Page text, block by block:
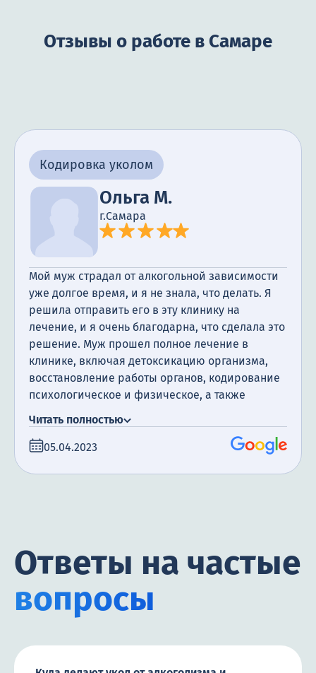
Отзывы о работе в Самаре
Кодировка уколом
Ольга М.
г.Самара
Мой муж страдал от алкогольной зависимости
уже долгое время, и я не знала, что делать. Я
решила отправить его в эту клинику на
лечение, и я очень благодарна, что сделала это
решение. Муж прошел полное лечение в
клинике, включая детоксикацию организма,
восстановление работы органов, кодирование
психологическое и физическое, а также
благодарна за поддержку, которую мы
получили. Сегодня прошло уже полгода с того
Читать полностью
05.04.2023
Ответы на частые
вопросы